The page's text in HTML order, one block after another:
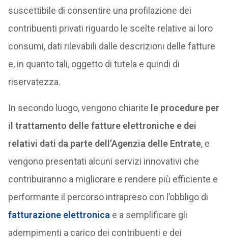
suscettibile di consentire una profilazione dei
contribuenti privati riguardo le scelte relative ai loro
consumi, dati rilevabili dalle descrizioni delle fatture
e, in quanto tali, oggetto di tutela e quindi di
riservatezza.
In secondo luogo, vengono chiarite le procedure per
il trattamento delle fatture elettroniche e dei
relativi dati da parte dell’Agenzia delle Entrate, e
vengono presentati alcuni servizi innovativi che
contribuiranno a migliorare e rendere più efficiente e
performante il percorso intrapreso con l’obbligo di
fatturazione elettronica e a semplificare gli
adempimenti a carico dei contribuenti e dei